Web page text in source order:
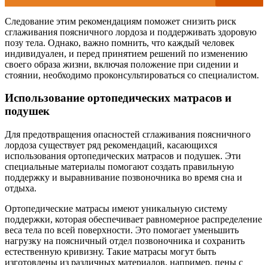
Следование этим рекомендациям поможет снизить риск
сглаживания поясничного лордоза и поддерживать здоровую
позу тела. Однако, важно помнить, что каждый человек
индивидуален, и перед принятием решений по изменению
своего образа жизни, включая положение при сидении и
стоянии, необходимо проконсультироваться со специалистом.
Использование ортопедических матрасов и
подушек
Для предотвращения опасностей сглаживания поясничного
лордоза существует ряд рекомендаций, касающихся
использования ортопедических матрасов и подушек. Эти
специальные материалы помогают создать правильную
поддержку и выравнивание позвоночника во время сна и
отдыха.
Ортопедические матрасы имеют уникальную систему
поддержки, которая обеспечивает равномерное распределение
веса тела по всей поверхности. Это помогает уменьшить
нагрузку на поясничный отдел позвоночника и сохранить
естественную кривизну. Такие матрасы могут быть
изготовлены из различных материалов, например, пены с